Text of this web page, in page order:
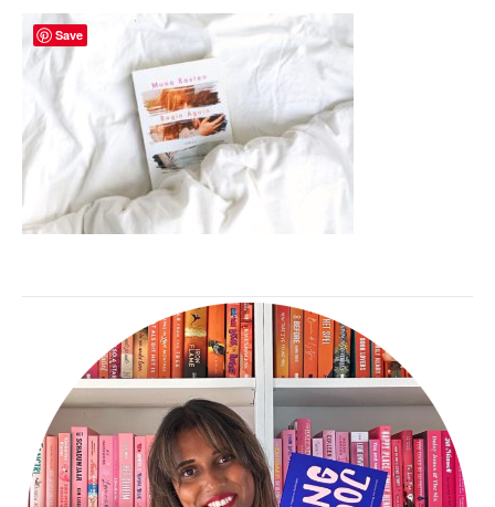
Save